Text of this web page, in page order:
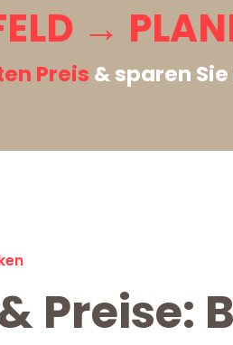
→
Preis & sparen
Preise: